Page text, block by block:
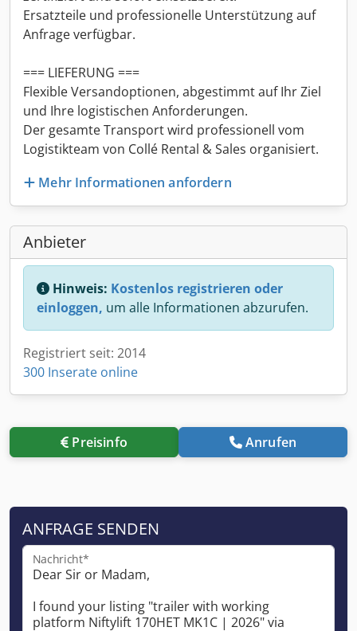
Ersatzteile und professionelle Unterstützung auf
Anfrage verfügbar.
=== LIEFERUNG ===
Flexible Versandoptionen, abgestimmt auf Ihr Ziel
und Ihre logistischen Anforderungen.
Der gesamte Transport wird professionell vom
Logistikteam von Collé Rental & Sales organisiert.
Mehr Informationen anfordern
Anbieter
Hinweis: Kostenlos registrieren oder
einloggen, um alle Informationen abzurufen.
Registriert seit: 2014
300 Inserate online
Preisinfo Anrufen
ANFRAGE SENDEN
Nachricht*